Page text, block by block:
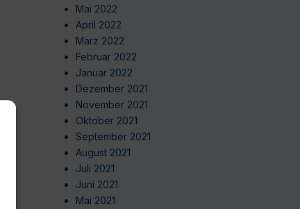
Mai 2022
April 2022
März 2022
Februar 2022
Januar 2022
Dezember 2021
November 2021
Oktober 2021
September 2021
August 2021
Juli 2021
Juni 2021
Mai 2021